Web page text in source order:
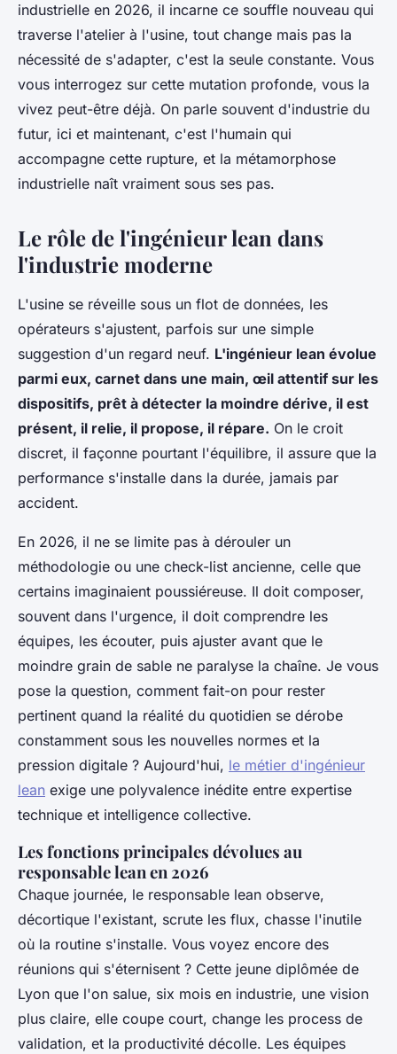
industrielle en 2026, il incarne ce souffle nouveau qui
traverse l'atelier à l'usine, tout change mais pas la
nécessité de s'adapter, c'est la seule constante. Vous
vous interrogez sur cette mutation profonde, vous la
vivez peut-être déjà. On parle souvent d'industrie du
futur, ici et maintenant, c'est l'humain qui
accompagne cette rupture, et la métamorphose
industrielle naît vraiment sous ses pas.
Le rôle de l'ingénieur lean dans
l'industrie moderne
L'usine se réveille sous un flot de données, les
opérateurs s'ajustent, parfois sur une simple
suggestion d'un regard neuf. L'ingénieur lean évolue
parmi eux, carnet dans une main, œil attentif sur les
dispositifs, prêt à détecter la moindre dérive, il est
présent, il relie, il propose, il répare. On le croit
discret, il façonne pourtant l'équilibre, il assure que la
performance s'installe dans la durée, jamais par
accident.
En 2026, il ne se limite pas à dérouler un
méthodologie ou une check-list ancienne, celle que
certains imaginaient poussiéreuse. Il doit composer,
souvent dans l'urgence, il doit comprendre les
équipes, les écouter, puis ajuster avant que le
moindre grain de sable ne paralyse la chaîne. Je vous
pose la question, comment fait-on pour rester
pertinent quand la réalité du quotidien se dérobe
constamment sous les nouvelles normes et la
pression digitale ? Aujourd'hui, le métier d'ingénieur
lean exige une polyvalence inédite entre expertise
technique et intelligence collective.
Les fonctions principales dévolues au
responsable lean en 2026
Chaque journée, le responsable lean observe,
décortique l'existant, scrute les flux, chasse l'inutile
où la routine s'installe. Vous voyez encore des
réunions qui s'éternisent ? Cette jeune diplômée de
Lyon que l'on salue, six mois en industrie, une vision
plus claire, elle coupe court, change les process de
validation, et la productivité décolle. Les équipes